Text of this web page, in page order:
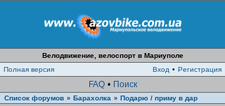
Велодвижение, велоспорт в Мариуполе
Полная версия
Вход • Регистрация
FAQ • Поиск
Список форумов » Барахолка » Подарю / приму в дар